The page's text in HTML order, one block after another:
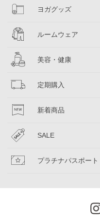
ヨガグッズ
ルームウェア
美容・健康
定期購入
新着商品
SALE
プラチナパスポート